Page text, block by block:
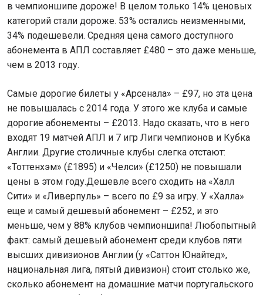
в чемпионшипе дороже! В целом только 14% ценовых
категорий стали дороже. 53% остались неизменными,
34% подешевели. Средняя цена самого доступного
абонемента в АПЛ составляет £480 – это даже меньше,
чем в 2013 году.
Самые дорогие билеты у «Арсенала» – £97, но эта цена
не повышалась с 2014 года. У этого же клуба и самые
дорогие абонементы – £2013. Надо сказать, что в него
входят 19 матчей АПЛ и 7 игр Лиги чемпионов и Кубка
Англии. Другие столичные клубы слегка отстают:
«Тоттенхэм» (£1895) и «Челси» (£1250) не повышали
цены в этом году.Дешевле всего сходить на «Халл
Сити» и «Ливерпуль» – всего по £9 за игру. У «Халла»
еще и самый дешевый абонемент – £252, и это
меньше, чем у 88% клубов чемпионшипа! Любопытный
факт: самый дешевый абонемент среди клубов пяти
высших дивизионов Англии (у «Саттон Юнайтед»,
национальная лига, пятый дивизион) стоит столько же,
сколько абонемент на домашние матчи португальского